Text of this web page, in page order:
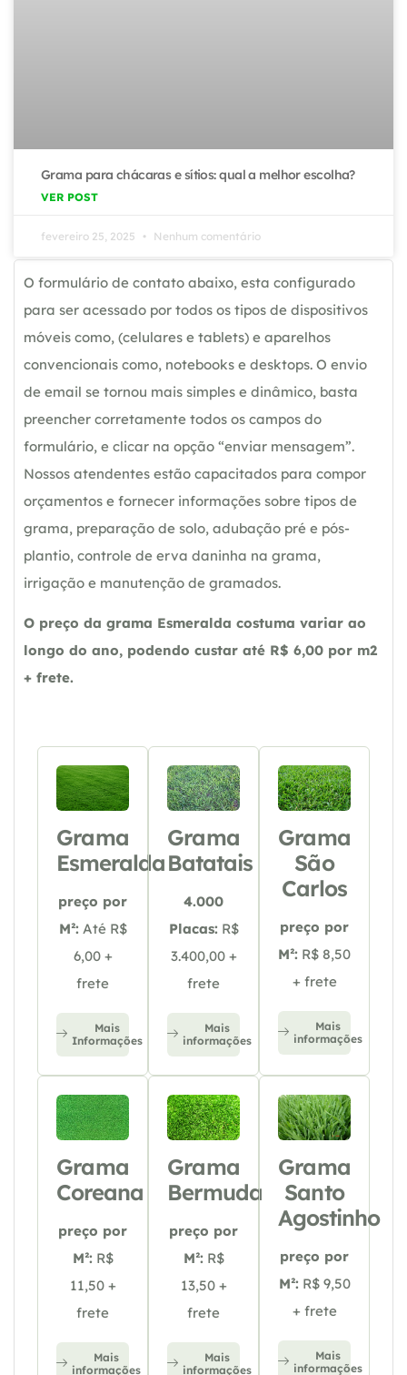
Grama para chácaras e sítios: qual a melhor escolha?
VER POST
fevereiro 25, 2025 Nenhum comentário
O formulário de contato abaixo, esta configurado
para ser acessado por todos os tipos de dispositivos
móveis como, (celulares e tablets) e aparelhos
convencionais como, notebooks e desktops. O envio
de email se tornou mais simples e dinâmico, basta
preencher corretamente todos os campos do
formulário, e clicar na opção “enviar mensagem”.
Nossos atendentes estão capacitados para compor
orçamentos e fornecer informações sobre tipos de
grama, preparação de solo, adubação pré e pós-
plantio, controle de erva daninha na grama,
irrigação e manutenção de gramados.
O preço da grama Esmeralda costuma variar ao
longo do ano, podendo custar até R$ 6,00 por m2
+ frete.
Grama
Esmeralda
preço por
M²: Até R$
6,00 +
frete
Mais
Informações
Grama
Batatais
4.000
Placas: R$
3.400,00 +
frete
Mais
informações
Grama
São
Carlos
preço por
M²: R$ 8,50
+ frete
Mais
informações
Grama
Coreana
preço por
M²: R$
11,50 +
frete
Mais
informações
Grama
Bermuda
preço por
M²: R$
13,50 +
frete
Mais
informações
Grama
Santo
Agostinho
preço por
M²: R$ 9,50
+ frete
Mais
informações